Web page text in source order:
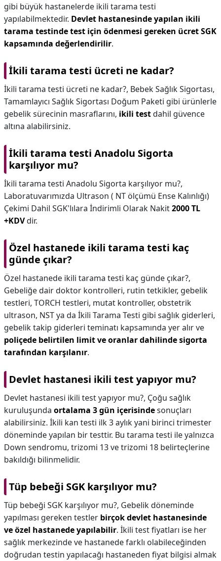
gibi büyük hastanelerde ikili tarama testi
yapılabilmektedir. Devlet hastanesinde yapılan ikili
tarama testinde test için ödenmesi gereken ücret SGK
kapsamında değerlendirilir.
İkili tarama testi ücreti ne kadar?
İkili tarama testi ücreti ne kadar?, Bebek Sağlık Sigortası,
Tamamlayıcı Sağlık Sigortası Doğum Paketi gibi ürünlerle
gebelik sürecinin masraflarını, ikili testdahil güvence
altına alabilirsiniz.
İkili tarama testi Anadolu Sigorta
karşılıyor mu?
İkili tarama testi Anadolu Sigorta karşılıyor mu?,
Laboratuvarımızda Ultrason ( NT ölçümü Ense Kalınlığı)
Çekimi Dahil SGK'lılara İndirimli Olarak Nakit2000 TL
+KDVdir.
Özel hastanede ikili tarama testi kaç
günde çıkar?
Özel hastanede ikili tarama testi kaç günde çıkar?,
Gebeliğe dair doktor kontrolleri, rutin tetkikler, gebelik
testleri, TORCH testleri, mutat kontroller, obstetrik
ultrason, NST ya da İkili Tarama Testi gibi sağlık giderleri,
gebelik takip giderleri teminatı kapsamında yer alır ve
poliçede belirtilen limit ve oranlar dahilinde sigorta
tarafından karşılanır.
Devlet hastanesi ikili test yapıyor mu?
Devlet hastanesi ikili test yapıyor mu?, Çoğu sağlık
kuruluşunda ortalama 3 gün içerisindesonuçları
alabilirsiniz. İkili kan testi ilk 3 aylık yani birinci trimester
döneminde yapılan bir testtir. Bu tarama testi ile yalnızca
Down sendromu, trizomi 13 ve trizomi 18 belirteçlerine
bakıldığı bilinmelidir.
Tüp bebeği SGK karşılıyor mu?
Tüp bebeği SGK karşılıyor mu?, Gebelik döneminde
yapılması gereken testler birçok devlet hastanesinde
ve özel hastanede yapılabilir. İkili test fiyatları ise her
sağlık merkezinde ve hastanede farklı olabileceğinden
doğrudan testin yapılacağı hastaneden fiyat bilgisi almak